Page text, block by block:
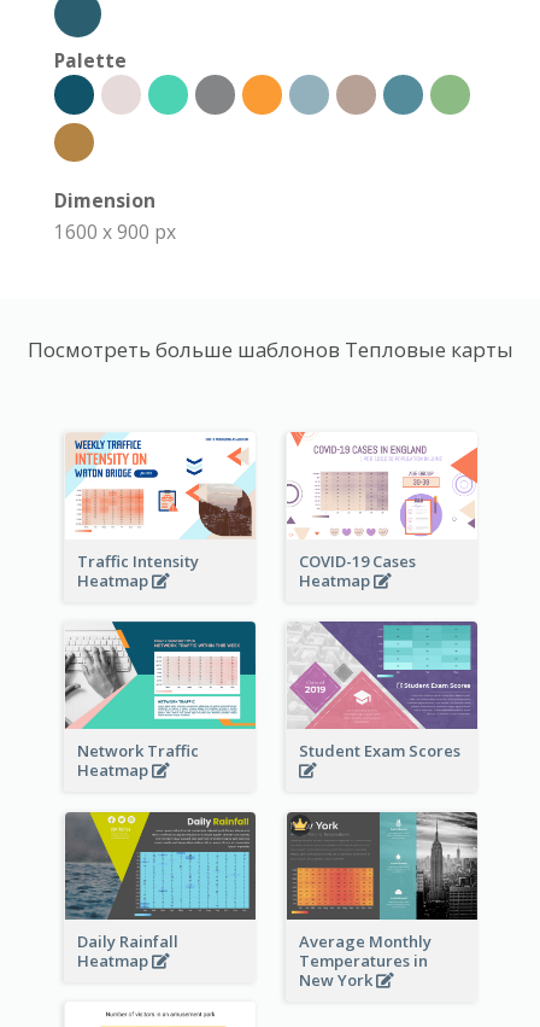
Palette
Dimension
1600 x 900 px
Посмотреть больше шаблонов Тепловые карты
Traffic Intensity
Heatmap
COVID-19 Cases
Heatmap
Network Traffic
Heatmap
Student Exam Scores
Daily Rainfall
Heatmap
Average Monthly
Temperatures in
New York